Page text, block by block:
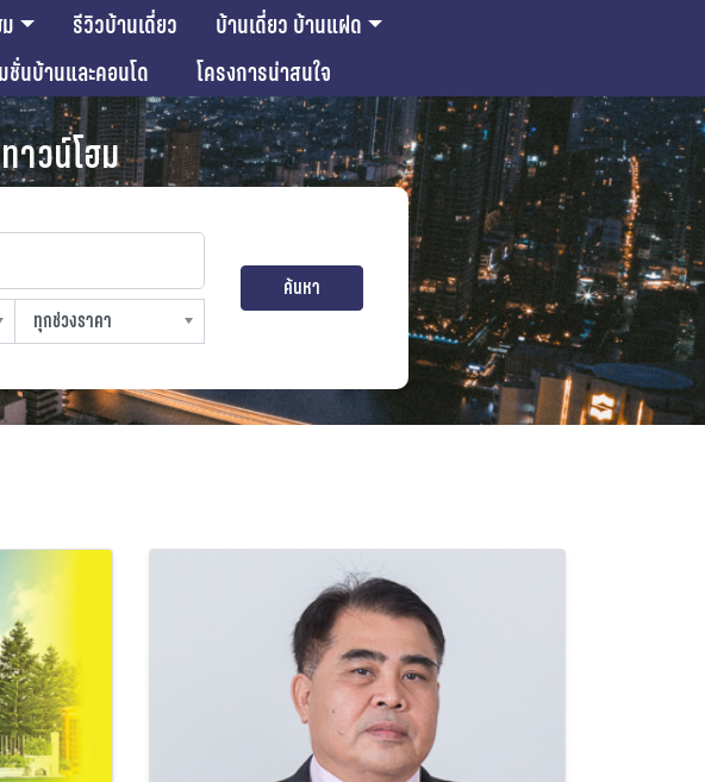
รีวิวบ้านเดี่ยว
บ้านเดี่ยว บ้านแฝด
ชั่นบ้านและคอนโด โครงการน่าสนใจ
าวน์โฮม
ทุกช่วงราคา
ค้นหา